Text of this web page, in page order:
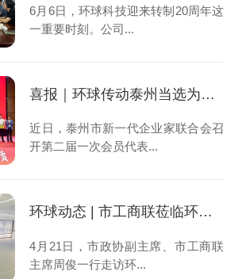
6月6日，环球科技迎来转制20周年这
一重要时刻。公司...
喜报｜环球传动泰州当选为泰州市新一代企业家联合会副会长单位
近日，泰州市新一代企业家联合会召
开第二届一次会员代表...
环球动态 | 市工商联莅临环球科技走访调研，共话民营经济高质量发展
4月21日，市政协副主席、市工商联
主席周俊一行走访环...